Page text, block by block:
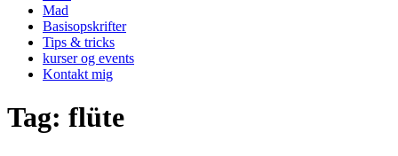
Mad
Basisopskrifter
Tips & tricks
kurser og events
Kontakt mig
Tag: flüte